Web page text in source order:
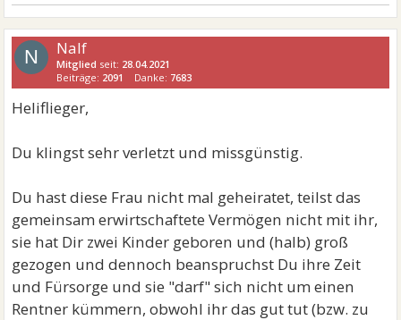
N Nalf
Mitglied seit: 28.04.2021
Beiträge: 2091 Danke: 7683
Heliflieger,
Du klingst sehr verletzt und missgünstig.
Du hast diese Frau nicht mal geheiratet, teilst das
gemeinsam erwirtschaftete Vermögen nicht mit ihr,
sie hat Dir zwei Kinder geboren und (halb) groß
gezogen und dennoch beanspruchst Du ihre Zeit
und Fürsorge und sie "darf" sich nicht um einen
Rentner kümmern, obwohl ihr das gut tut (bzw. zu